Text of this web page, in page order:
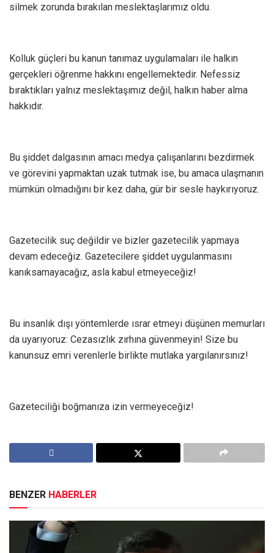
silmek zorunda bırakılan meslektaşlarımız oldu.
Kolluk güçleri bu kanun tanımaz uygulamaları ile halkın
gerçekleri öğrenme hakkını engellemektedir. Nefessiz
bıraktıkları yalnız meslektaşımız değil, halkın haber alma
hakkıdır.
Bu şiddet dalgasının amacı medya çalışanlarını bezdirmek
ve görevini yapmaktan uzak tutmak ise, bu amaca ulaşmanın
mümkün olmadığını bir kez daha, gür bir sesle haykırıyoruz.
Gazetecilik suç değildir ve bizler gazetecilik yapmaya
devam edeceğiz. Gazetecilere şiddet uygulanmasını
kanıksamayacağız, asla kabul etmeyeceğiz!
Bu insanlık dışı yöntemlerde ısrar etmeyi düşünen memurları
da uyarıyoruz: Cezasızlık zırhına güvenmeyin! Size bu
kanunsuz emri verenlerle birlikte mutlaka yargılanırsınız!
Gazeteciliği boğmanıza izin vermeyeceğiz!
BENZER HABERLER